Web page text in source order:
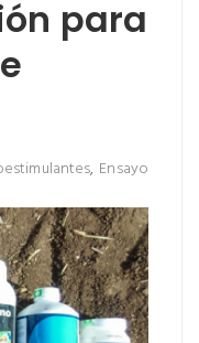
para
, Ensayo